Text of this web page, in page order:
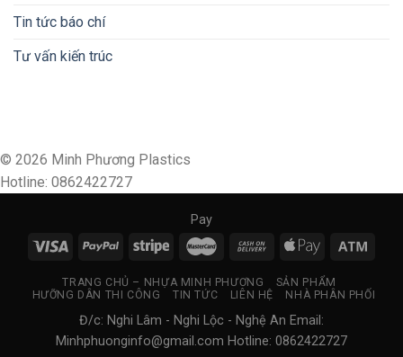
Tin tức báo chí
Tư vấn kiến trúc
© 2026 Minh Phương Plastics
Hotline: 0862422727
Pay
TRANG CHỦ – NHỰA MINH PHƯƠNG
SẢN PHẨM
HƯỠNG DÂN THI CÔNG
TIN TỨC LIÊN HỆ NHÀ PHÂN PHỐI
Đ/c: Nghi Lâm - Nghi Lộc - Nghệ An Email:
Minhphuonginfo@gmail.com Hotline: 0862422727